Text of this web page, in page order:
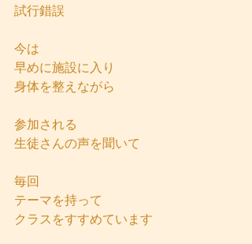
試行錯誤
今は
早めに施設に入り
身体を整えながら
参加される
生徒さんの声を聞いて
毎回
テーマを持って
クラスをすすめています